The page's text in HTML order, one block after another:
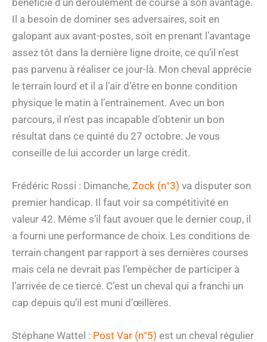
Il a besoin de dominer ses adversaires, soit en
galopant aux avant-postes, soit en prenant l’avantage
assez tôt dans la dernière ligne droite, ce qu’il n’est
pas parvenu à réaliser ce jour-là. Mon cheval apprécie
le terrain lourd et il a l’air d’être en bonne condition
physique le matin à l’entraînement. Avec un bon
parcours, il n’est pas incapable d’obtenir un bon
résultat dans ce quinté du 27 octobre. Je vous
conseille de lui accorder un large crédit.
Frédéric Rossi : Dimanche, Zock (n°3) va disputer son
premier handicap. Il faut voir sa compétitivité en
valeur 42. Même s’il faut avouer que le dernier coup, il
a fourni une performance de choix. Les conditions de
terrain changent par rapport à ses dernières courses
mais cela ne devrait pas l’empêcher de participer à
l’arrivée de ce tiercé. C’est un cheval qui a franchi un
cap depuis qu’il est muni d’œillères.
Stéphane Wattel : Post Var (n°5) est un cheval régulier